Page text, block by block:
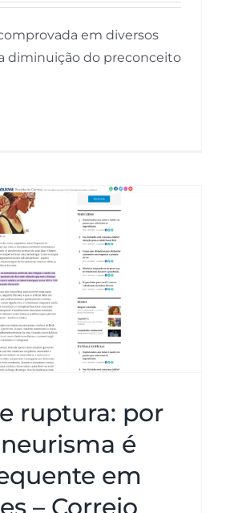
em diversos
diminuição do preconceito
ruptura: por que o
é mais frequente em
– Correio Braziliense
ruptura: por
é
em
– Correio